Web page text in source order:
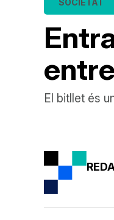
SOCIETAT
El bitllet és